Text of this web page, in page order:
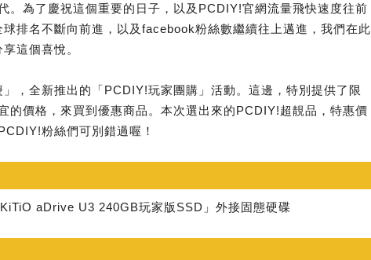
。為了慶祝這個重要的日子，以及PCDIY!官網流量飛快速度往前
排名不斷向前進，以及facebook粉絲數繼續往上邁進，我們在此
這個喜悅。
，全新推出的「PCDIY!玩家團購」活動。這邊，特別提供了限
的價格，來買到優惠商品。本次選出來的PCDIY!超靚品，特惠價
粉絲們可別錯過喔！
aDrive U3 240GB玩家版SSD」外接固態硬碟